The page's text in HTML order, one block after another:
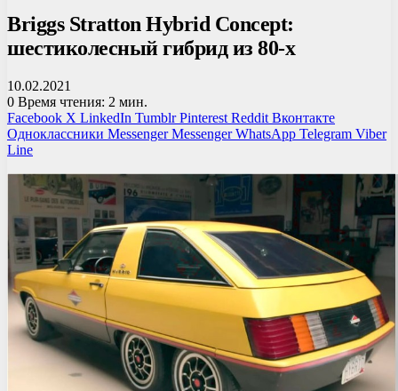
Briggs Stratton Hybrid Concept:
шестиколесный гибрид из 80-х
10.02.2021
0 Время чтения: 2 мин.
Facebook X LinkedIn Tumblr Pinterest Reddit Вконтакте
Одноклассники Messenger Messenger WhatsApp Telegram Viber
Line